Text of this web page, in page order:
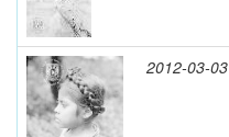
2012-03-03